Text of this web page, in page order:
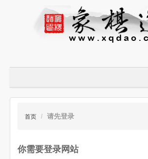
大师对局
象棋棋谱
首页 / 请先登录
你需要登录网站